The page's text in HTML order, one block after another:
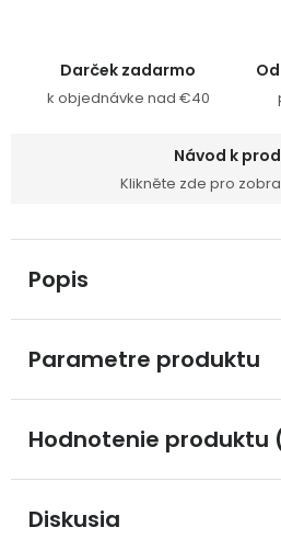
Darček zadarmo
k objednávke nad €40
Návod k
Klikněte zde pro
Popis
Parametre produktu
Hodnotenie produktu
Diskusia